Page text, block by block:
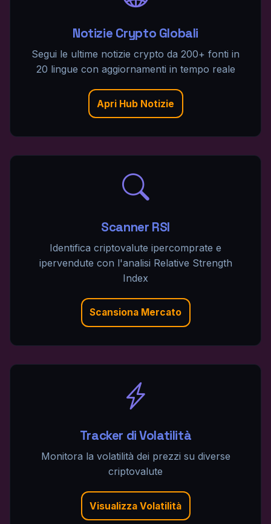
Notizie Crypto Globali
Segui le ultime notizie crypto da 200+ fonti in
20 lingue con aggiornamenti in tempo reale
Apri Hub Notizie
Scanner RSI
Identifica criptovalute ipercomprate e
ipervendute con l'analisi Relative Strength
Index
Scansiona Mercato
Tracker di Volatilità
Monitora la volatilità dei prezzi su diverse
criptovalute
Visualizza Volatilità